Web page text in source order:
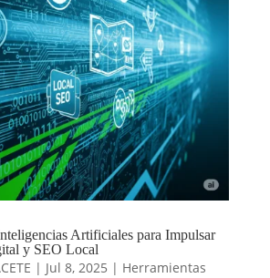
Artificiales para Impulsar
y SEO Local
| Jul 8, 2025 | Herramientas